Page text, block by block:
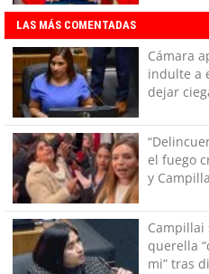
LAS MÁS COMENTADAS
Cámara
indulte a
dejar
el fuego
y
Campillai
querella
mi” tras